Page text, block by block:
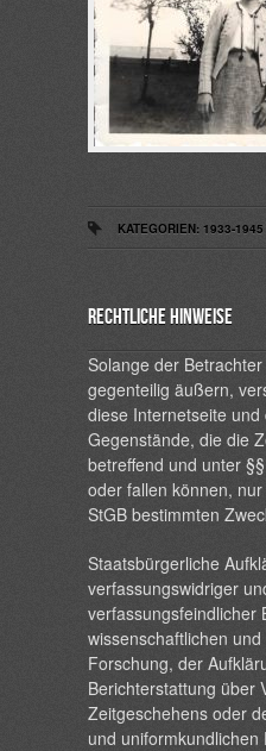
KATEGORIEN: 1933-1945
Rechtliche Hinweise
Solange der
gegenteilig äußern,
diese Internetseite
Gegenstände, die die
betreffend und unter
oder fallen können,
StGB bestimmten
Staatsbürgerliche
verfassungswidriger
verfassungsfeindlicher
wissenschaftlichen
Forschung, der
Berichterstattung über
Zeitgeschehens oder
und uniformkundlichen